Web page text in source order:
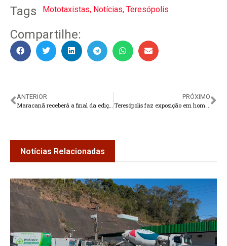
Tags Mototaxistas, Notícias, Teresópolis
Compartilhe:
ANTERIOR
PRÓXIMO
Notícias Relacionadas